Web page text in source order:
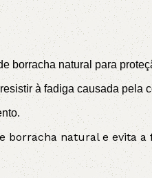
borracha natural para
à fadiga causada pela
borracha natural e evita